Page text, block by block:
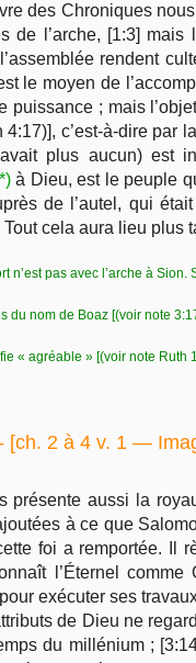
des Chroniques
de l’arche, [1:3] mais
rendent
le moyen de
puissance ; mais
4:17)], c’est-à-dire par
plus aucun) est
à Dieu, est le peuple
de l’autel, qui
cela aura lieu plus
n’est pas avec l’arche à
du nom de Boaz [(voir note
« agréable » [(voir note Ruth
[ch. 2 à 4 v. 1 —
présente aussi la
à ce que
foi a remportée. Il
l’Éternel
exécuter ses
de Dieu ne
du millénium ;